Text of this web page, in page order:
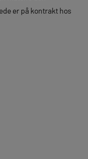
er på kontrakt hos